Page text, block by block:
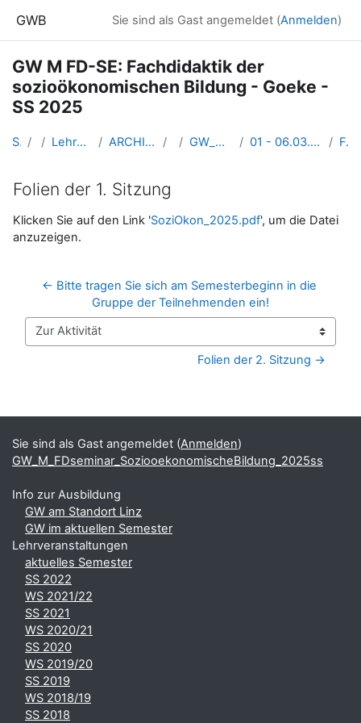
GWB Sie sind als Gast angemeldet (Anmelden)
GW M FD-SE: Fachdidaktik der
sozioökonomischen Bildung - Goeke -
SS 2025
Startseite Kurse Lehramtsausbildung GW im Cluster Österreich Mitte ARCHIV - Lehrveranstaltungen am Standort Linz - seit 2016 SS 2025GW_M_FDseminar_SoziooekonomischeBildung_2025ss 01 - 06.03.25: Was ist Wirtschaft? Eine Annäherung an die Wirtschaft der Gesellschaft Folien der 1. Sitzung
Folien der 1. Sitzung
Abschlussbedingungen
Klicken Sie auf den Link 'SoziOkon_2025.pdf', um die Datei
anzuzeigen.
← Bitte tragen Sie sich am Semesterbeginn in die
Gruppe der Teilnehmenden ein!
Zur Aktivität
Folien der 2. Sitzung →
Ergänzungsblöcke
Sie sind als Gast angemeldet (Anmelden)
GW_M_FDseminar_SoziooekonomischeBildung_2025ss
Info zur Ausbildung
GW am Standort Linz
GW im aktuellen Semester
Lehrveranstaltungen
aktuelles Semester
SS 2022
WS 2021/22
SS 2021
WS 2020/21
SS 2020
WS 2019/20
SS 2019
WS 2018/19
SS 2018